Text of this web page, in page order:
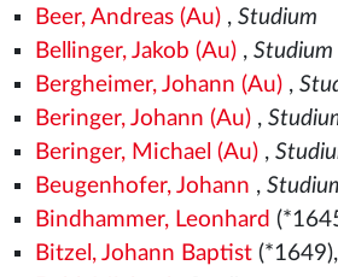
Beer, Andreas (Au), Studium
Bellinger, Jakob (Au), Studium
Bergheimer, Johann (Au),
Beringer, Johann (Au),
Beringer, Michael (Au),
Beugenhofer, Johann ,
Bindhammer, Leonhard
Bitzel, Johann Baptist(*1649),